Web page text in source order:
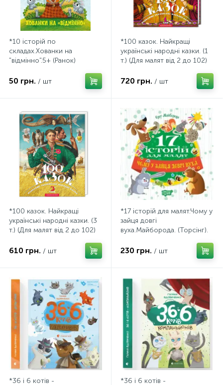
*10 історій по
складах.Хованки на
"відмінно".5+ (Ранок)
50 грн. / шт
*100 казок. Найкращі
українські народні казки. (1
т.) (Для малят від 2 до 102)
720 грн. / шт
*100 казок. Найкращі
українські народні казки. (3
т.) (Для малят від 2 до 102)
610 грн. / шт
*17 історій для малят.Чому у
зайця довгі
вуха.Майборода. (Торсінг).
230 грн. / шт
*36 і 6 котів - *36 і 6 котів -